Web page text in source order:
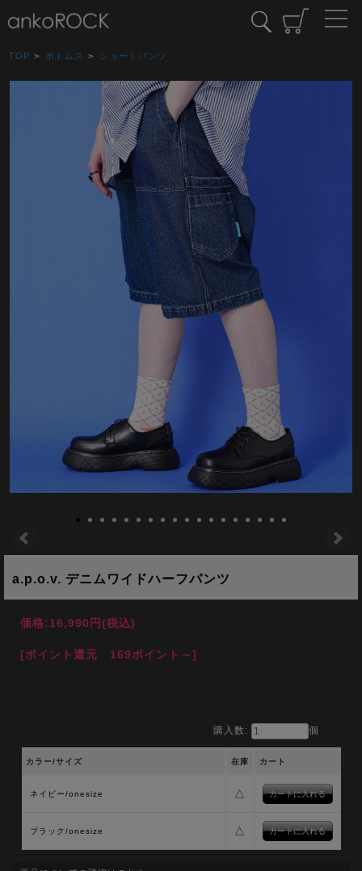
TOP > ボトムス > ショートパンツ
a.p.o.v. デニムワイドハーフパンツ
価格:16,990円(税込)
[ポイント還元 169ポイント～]
購入数: 個
カラー/サイズ 在庫 カート
ネイビー/onesize △
ブラック/onesize △